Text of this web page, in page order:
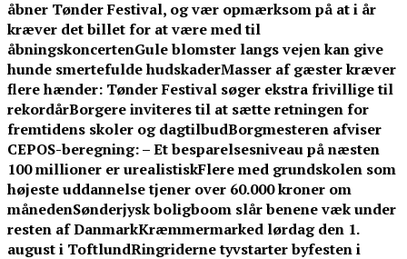
åbner Tønder Festival, og vær opmærksom på at i år
kræver det billet for at være med til
åbningskoncertenGule blomster langs vejen kan give
hunde smertefulde hudskaderMasser af gæster kræver
flere hænder: Tønder Festival søger ekstra frivillige til
rekordårBorgere inviteres til at sætte retningen for
fremtidens skoler og dagtilbudBorgmesteren afviser
CEPOS-beregning: – Et besparelsesniveau på næsten
100 millioner er urealistiskFlere med grundskolen som
højeste uddannelse tjener over 60.000 kroner om
månedenSønderjysk boligboom slår benene væk under
resten af DanmarkKræmmermarked lørdag den 1.
august i ToftlundRingriderne tyvstarter byfesten i